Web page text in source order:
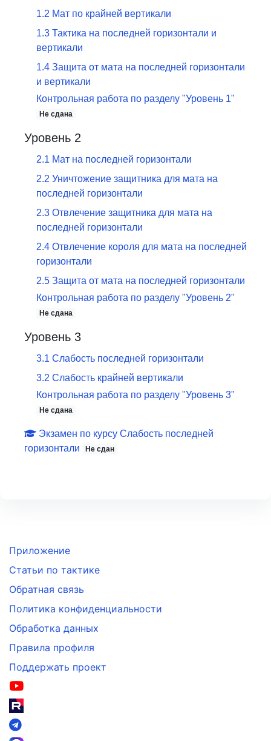
1.2 Мат по крайней вертикали
1.3 Тактика на последней горизонтали и
вертикали
1.4 Защита от мата на последней горизонтали
и вертикали
Контрольная работа по разделу "Уровень 1"
Не сдана
Уровень 2
2.1 Мат на последней горизонтали
2.2 Уничтожение защитника для мата на
последней горизонтали
2.3 Отвлечение защитника для мата на
последней горизонтали
2.4 Отвлечение короля для мата на последней
горизонтали
2.5 Защита от мата на последней горизонтали
Контрольная работа по разделу "Уровень 2"
Не сдана
Уровень 3
3.1 Слабость последней горизонтали
3.2 Слабость крайней вертикали
Контрольная работа по разделу "Уровень 3"
Не сдана
Экзамен по курсу Слабость последней
горизонтали
Не сдан
Приложение
Статьи по тактике
Обратная связь
Политика конфиденциальности
Обработка данных
Правила профиля
Поддержать проект